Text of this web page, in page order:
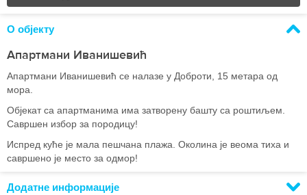
О објекту
Апартмани Иванишевић
Апартмани Иванишевић се налазе у Доброти, 15 метара од
мора.
Објекат са апартманима има затворену башту са роштиљем.
Савршен избор за породицу!
Испред куће је мала пешчана плажа. Околина је веома тиха и
савршено је место за одмор!
Додатне информације